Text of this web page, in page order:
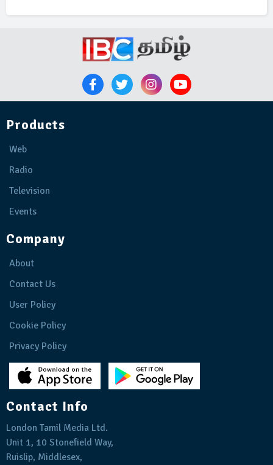
Products
Web
Radio
Television
Events
Company
About
Contact Us
User Policy
Cookie Policy
Privacy Policy
Contact Info
London Tamil Media Ltd.
Unit 1, 10 Stonefield Way,
Ruislip, Middlesex,